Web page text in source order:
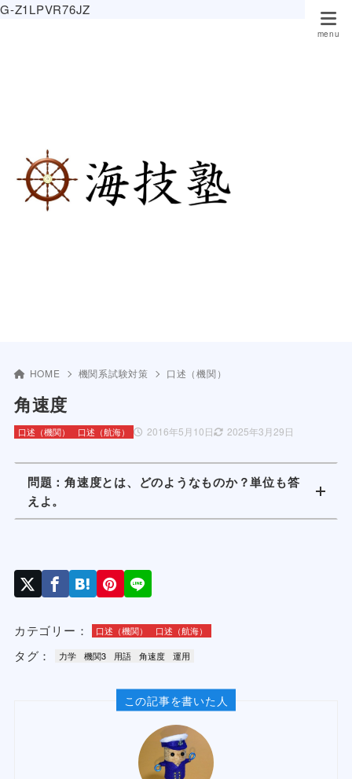
G-Z1LPVR76JZ
HOME 機関系試験対策 口述（機関）
角速度
2016年5月10日 2025年3月29日
口述（機関） 口述（航海）
問題：角速度とは、どのようなものか？単位も答
えよ。
カテゴリー： 口述（機関） 口述（航海）
タグ： 力学 機関3 用語 角速度 運用
この記事を書いた人